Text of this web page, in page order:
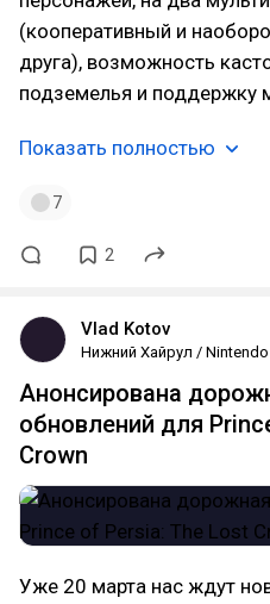
(кооперативный и
друга), возможность
подземелья и поддержку
Показать полностью
7
2
Vlad Kotov
Нижний Хайрул / Nintendo
Анонсирована
обновлений для
Crown
Уже 20 марта нас ждут